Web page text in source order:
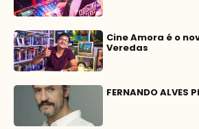
Cine Amora é o
Veredas
FERNANDO